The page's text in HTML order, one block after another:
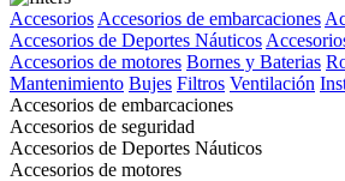
Accesorios Accesorios de embarcaciones
Accesorios de Deportes Náuticos
Accesorios de motores Bornes y Baterias
Mantenimiento Bujes Filtros Ventilación
Accesorios de embarcaciones
Accesorios de seguridad
Accesorios de Deportes Náuticos
Accesorios de motores